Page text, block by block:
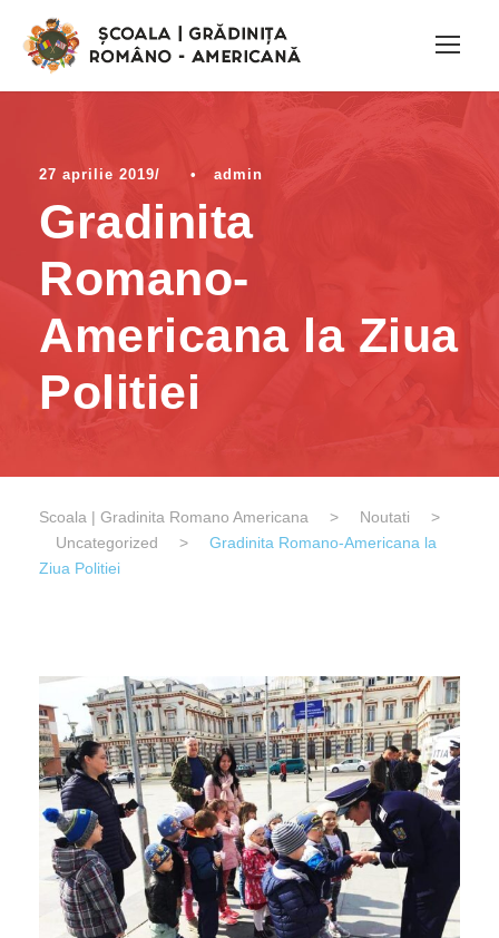
27 aprilie 2019 • admin
Gradinita
Romano-
Americana la Ziua
Politiei
Scoala | Gradinita Romano Americana > Noutati
>
Uncategorized
>
Gradinita Romano-Americana la
Ziua Politiei